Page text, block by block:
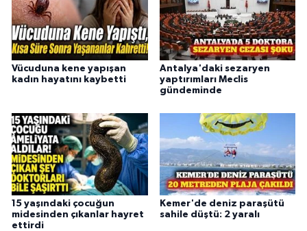
Vücuduna kene yapışan
kadın hayatını kaybetti
Antalya'daki sezaryen
yaptırımları Meclis
gündeminde
15 yaşındaki çocuğun
midesinden çıkanlar hayret
ettirdi
Kemer'de deniz paraşütü
sahile düştü: 2 yaralı